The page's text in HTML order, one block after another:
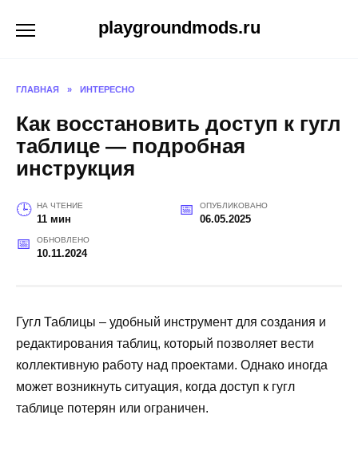
playgroundmods.ru
ГЛАВНАЯ » ИНТЕРЕСНО
Как восстановить доступ к гугл
таблице — подробная
инструкция
НА ЧТЕНИЕ
11 мин
ОПУБЛИКОВАНО
06.05.2025
ОБНОВЛЕНО
10.11.2024
Гугл Таблицы – удобный инструмент для создания и
редактирования таблиц, который позволяет вести
коллективную работу над проектами. Однако иногда
может возникнуть ситуация, когда доступ к гугл
таблице потерян или ограничен.